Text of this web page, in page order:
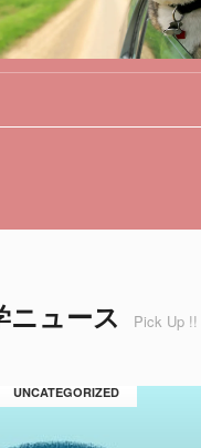
ニュース Pick Up !!
UNCATEGORIZED